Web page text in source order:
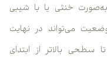
خنثی یا با شیبی
می‌تواند در نهایت
بالاتر از ابتدای